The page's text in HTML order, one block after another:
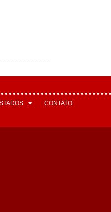
CONTATO